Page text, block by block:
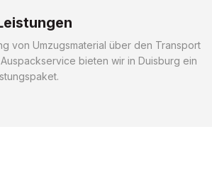
von Umzugsmaterial über den Transport
bieten wir in Duisburg ein